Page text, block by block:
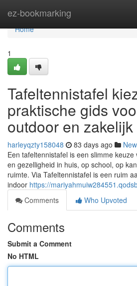
ez-bookmarking
Home
Home
1
Tafeltennistafel
praktische gids
outdoor en
harleyqzty158048 83 days ago
Een tafeltennistafel is een slimme
en gezelligheid in huis, op school, op
ruimte. Via Tafeltennistafel is een ruim
indoor https://
Comments
Who Upvoted
Comments
Submit a Comment
No HTML